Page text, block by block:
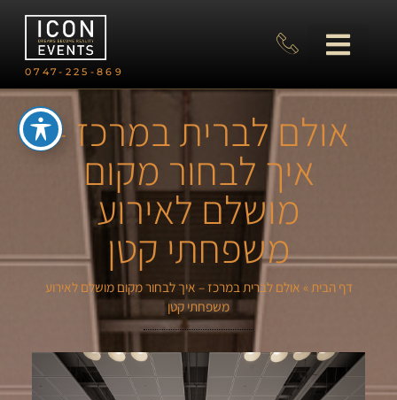
0747-225-869
אולם לברית במרכז –
איך לבחור מקום
מושלם לאירוע
משפחתי קטן
דף הבית» אולם לברית במרכז – איך לבחור מקום מושלם לאירוע
משפחתי קטן